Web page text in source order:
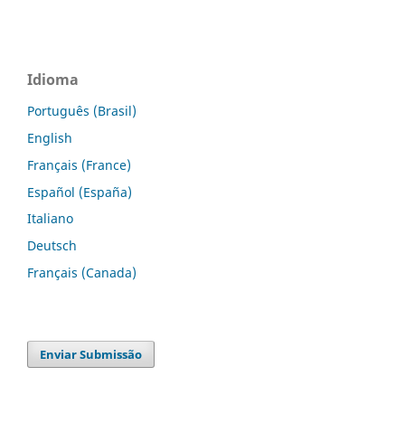
Idioma
Português (Brasil)
English
Français (France)
Español (España)
Italiano
Deutsch
Français (Canada)
Enviar Submissão